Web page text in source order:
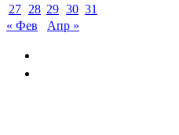
27 28 29 30 31
« Фев
Апр »